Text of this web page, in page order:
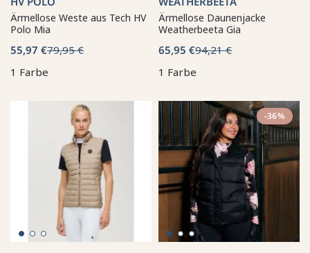
Ärmellose Weste aus Tech HV
Polo Mia
55,97 €79,95 €
1 Farbe
Ärmellose Daunenjacke
Weatherbeeta Gia
65,95 €94,21 €
1 Farbe
-36%